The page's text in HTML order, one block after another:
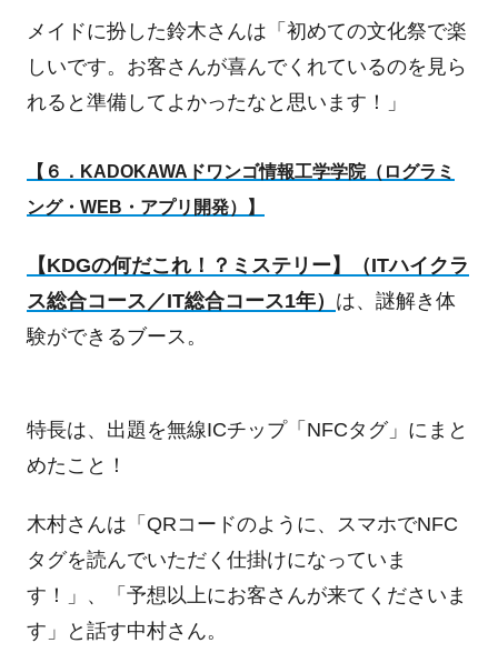
メイドに扮した鈴木さんは「初めての文化祭で楽
しいです。お客さんが喜んでくれているのを見ら
れると準備してよかったなと思います！」
【６． KADOKAWA ドワンゴ情報工学学院（ログラミ
ング・WEB・アプリ開発）】
【KDGの何だこれ！？ミステリー】（ITハイクラ
ス総合コース／IT総合コース1年） は、謎解き体
験ができるブース。
特長は、出題を無線ICチップ「 NFCタグ」にまと
めたこと！
木村さんは「 QRコードのように、スマホでNFC
タグを読んでいただく仕掛けになっていま
す！」、「予想以上にお客さんが来てくださいま
す」と話す中村さん。